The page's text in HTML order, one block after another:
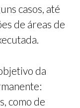
casos, até
de áreas de
da
como de